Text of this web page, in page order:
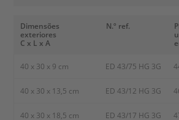
Dimensões
exteriores
C x L x A
N.º ref.
40 x 30 x 9 cm ED 43/75 HG 3G
40 x 30 x 13,5 cm ED 43/12 HG 3G
40 x 30 x 18,5 cm ED 43/17 HG 3G